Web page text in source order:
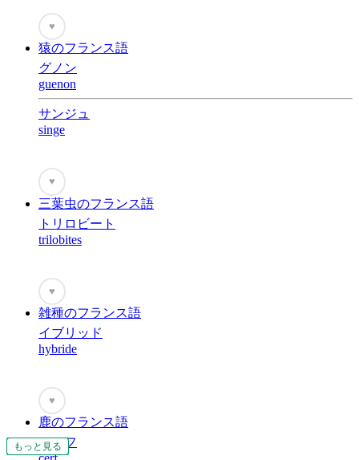
もっと見る
もっと見る
もっと見る
もっと見る
もっと見る
もっと見る
もっと見る
もっと見る
もっと見る
もっと見る
もっと見る
もっと見る
もっと見る
もっと見る
もっと見る
もっと見る
もっと見る
もっと見る
もっと見る
もっと見る
もっと見る
もっと見る
もっと見る
もっと見る
もっと見る
もっと見る
♥
猿のフランス語
グノン
guenon
サンジュ
singe
♥
三葉虫のフランス語
トリロビート
trilobites
♥
雑種のフランス語
イブリッド
hybride
♥
鹿のフランス語
セルフ
もっと見る
もっと見る
もっと見る
もっと見る
もっと見る
もっと見る
もっと見る
もっと見る
もっと見る
もっと見る
もっと見る
もっと見る
もっと見る
もっと見る
もっと見る
もっと見る
もっと見る
もっと見る
もっと見る
もっと見る
もっと見る
もっと見る